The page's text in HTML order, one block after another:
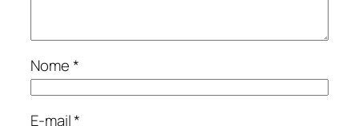
Nome*
E-mail*